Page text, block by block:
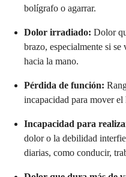
bolígrafo o agarrar.
Dolor irradiado: Dolor
brazo, especialmente si se
hacia la mano.
Pérdida de función:
incapacidad para mover
Incapacidad para
dolor o la debilidad
diarias, como conducir,